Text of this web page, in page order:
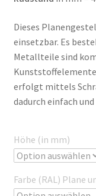
Dieses
einsetzbar. Es
Metallteile sind
erfolgt mittels
dadurch einfach
Höhe (in mm)
Farbe (RAL) Plane